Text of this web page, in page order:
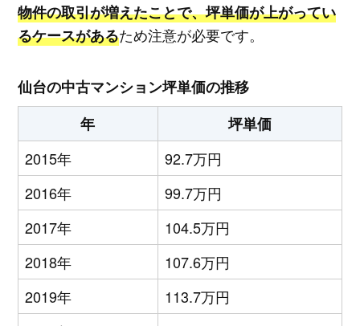
物件の取引が増えたことで、坪単価が上がってい
るケースがあるため注意が必要です。
仙台の中古マンション坪単価の推移
年
坪単価
2015年
92.7万円
2016年
99.7万円
2017年
104.5万円
2018年
107.6万円
2019年
113.7万円